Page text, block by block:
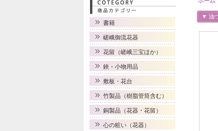
書籍
嵯峨御流花器
花留（嵯峨三宝ほか）
鋏・小物用品
敷板・花台
竹製品（樹脂管筒含む）
銅製品（花器・花留）
心の粧い（花器）
▼ 油